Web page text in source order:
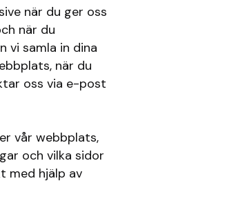
när du ger oss
när du
vi samla in dina
när du
oss via e-post
vår webbplats,
och vilka sidor
med hjälp av